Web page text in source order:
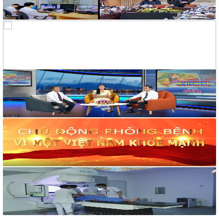
quy định chi tiết một số điều và biện pháp thi hành Luật Xử lý
vi phạm hành chính được sửa đổi, bổ sung theo Nghị định số
189/2025/NĐ-CP
Nghị định Quy định chi tiết Luật Xử lý vi phạm hành chính về
thẩm quyền xử phạt vi phạm hành chính
318/VPCQTT
V/v định hướng công tác tuyên truyền, đấu tranh phản bác về
nhân quyền tháng 01/2026
1265/HD-BCĐ
HƯỚNG DẪN QUẢN LÝ NGƯỜI MẮC COVID-19 TẠI NHÀ
38/TB-UBND
Kết luận của UBND tỉnh Nguyễn Tấn Tuân kiêm Trưởng Ban
Chỉ đạo phòng, chống dịch Covid-19 tỉnh Khánh Hòa tại cuộc
họp Ban Chỉ đạo phòng, chống dịch Covid-19 ngày
25/01/2022
48/TB-UBND